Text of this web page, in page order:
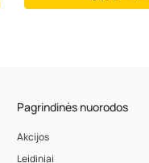
Pagrindinės nuorodos
Akcijos
Leidiniai